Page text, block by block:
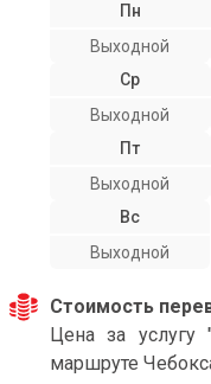
Пн
Выходной
Ср
Выходной
Пт
Выходной
Вс
Выходной
Стоимость
Цена за услугу
маршруте